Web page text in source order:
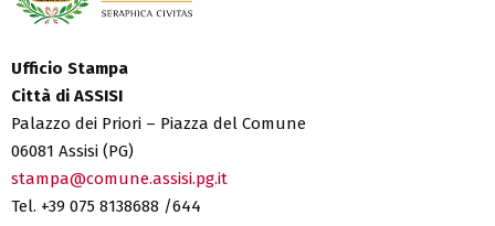
Ufficio Stampa
Città di ASSISI
Palazzo dei Priori – Piazza del Comune
06081 Assisi (PG)
stampa@comune.assisi.pg.it
Tel. +39 075 8138688 /644